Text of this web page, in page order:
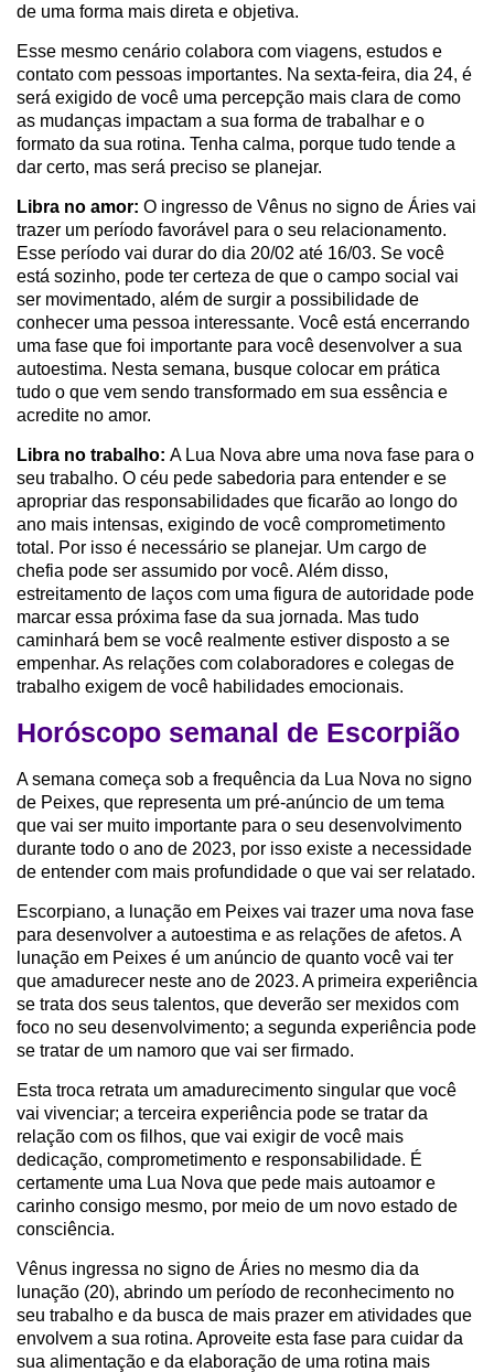
de uma forma mais direta e objetiva.
Esse mesmo cenário colabora com viagens, estudos e
contato com pessoas importantes. Na sexta-feira, dia 24, é
será exigido de você uma percepção mais clara de como
as mudanças impactam a sua forma de trabalhar e o
formato da sua rotina. Tenha calma, porque tudo tende a
dar certo, mas será preciso se planejar.
Libra no amor: O ingresso de Vênus no signo de Áries vai
trazer um período favorável para o seu relacionamento.
Esse período vai durar do dia 20/02 até 16/03. Se você
está sozinho, pode ter certeza de que o campo social vai
ser movimentado, além de surgir a possibilidade de
conhecer uma pessoa interessante. Você está encerrando
uma fase que foi importante para você desenvolver a sua
autoestima. Nesta semana, busque colocar em prática
tudo o que vem sendo transformado em sua essência e
acredite no amor.
Libra no trabalho: A Lua Nova abre uma nova fase para o
seu trabalho. O céu pede sabedoria para entender e se
apropriar das responsabilidades que ficarão ao longo do
ano mais intensas, exigindo de você comprometimento
total. Por isso é necessário se planejar. Um cargo de
chefia pode ser assumido por você. Além disso,
estreitamento de laços com uma figura de autoridade pode
marcar essa próxima fase da sua jornada. Mas tudo
caminhará bem se você realmente estiver disposto a se
empenhar. As relações com colaboradores e colegas de
trabalho exigem de você habilidades emocionais.
Horóscopo semanal de Escorpião
A semana começa sob a frequência da Lua Nova no signo
de Peixes, que representa um pré-anúncio de um tema
que vai ser muito importante para o seu desenvolvimento
durante todo o ano de 2023, por isso existe a necessidade
de entender com mais profundidade o que vai ser relatado.
Escorpiano, a lunação em Peixes vai trazer uma nova fase
para desenvolver a autoestima e as relações de afetos. A
lunação em Peixes é um anúncio de quanto você vai ter
que amadurecer neste ano de 2023. A primeira experiência
se trata dos seus talentos, que deverão ser mexidos com
foco no seu desenvolvimento; a segunda experiência pode
se tratar de um namoro que vai ser firmado.
Esta troca retrata um amadurecimento singular que você
vai vivenciar; a terceira experiência pode se tratar da
relação com os filhos, que vai exigir de você mais
dedicação, comprometimento e responsabilidade. É
certamente uma Lua Nova que pede mais autoamor e
carinho consigo mesmo, por meio de um novo estado de
consciência.
Vênus ingressa no signo de Áries no mesmo dia da
lunação (20), abrindo um período de reconhecimento no
seu trabalho e da busca de mais prazer em atividades que
envolvem a sua rotina. Aproveite esta fase para cuidar da
sua alimentação e da elaboração de uma rotina mais